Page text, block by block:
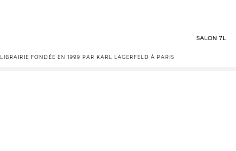
SALON 7L
LIBRAIRIE FONDÉE EN 1999 PAR KARL LAGERFELD À PARIS